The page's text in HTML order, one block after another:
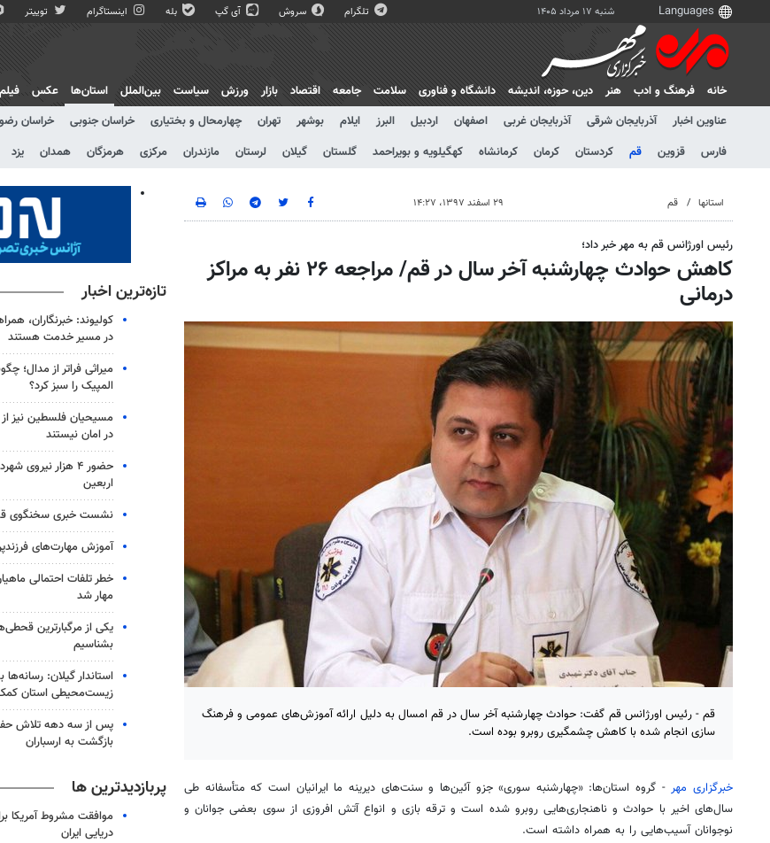
شنبه ۱۷ مرداد ۱۴۰۵ تلگرام سروش آی گپ بله اینستاگرام توییتر
خانه فرهنگ و ادب هنر دين، حوزه، انديشه دانشگاه و فناوری سلامت جامعه اقتصاد بازار ورزش سیاست بین‌الملل
استان‌ها
عناوین اخبار
آذربایجان شرقی آذربایجان غربی اصفهان اردبیل البرز ایلام بوشهر تهران چهارمحال و بختیاری خراسان جنوبی خراسان
فارس
قزوین قم کردستان کرمان کرمانشاه کهگیلویه و بویراحمد گلستان گیلان لرستان مازندران مرکزی هرمزگان همدان یزد
عکس فیلم
استانها قم ۲۹ اسفند ۱۳۹۷، ۱۴:۲۷
رئیس اورژانس قم به مهر خبر داد؛
کاهش حوادث چهارشنبه آخر سال در قم/ مراجعه ۲۶ نفر به مراکز
درمانی
قم - رئیس اورژانس قم گفت: حوادث چهارشنبه آخر سال در قم امسال به دلیل ارائه آموزش‌های عمومی و فرهنگ
سازی انجام شده با کاهش چشمگیری روبرو بوده است.
خبرگزاری مهر- گروه استان‌ها: «چهارشنبه سوری»جزو آئین‌ها و سنت‌های دیرینه ما ایرانیان است که متأسفانه طی
سال‌های اخیر با حوادث و ناهنجاری‌هایی روبرو شده است و ترقه بازی و انواع آتش افروزی از سوی بعضی جوانان و
نوجوانان آسیب‌هایی را به همراه داشته است.
تازه‌ترین اخبار
کولیوند: خبرنگاران،
در مسیر خدمت هستند
میراثی فراتر از مدال؛
المپیک را سبز کرد؟
مسیحیان فلسطین نیز
در امان نیستند
حضور ۴ هزار نیروی
اربعین
نشست خبری سخنگوی
آموزش مهارت‌های
خطر تلفات احتمالی
مهار شد
یکی از مرگبارترین
بشناسیم
استاندار گیلان:
زیست‌محیطی استان
پس از سه دهه تلاش
بازگشت به ارسباران
پربازدیدترین ها
موافقت مشروط آمریکا
دریایی ایران